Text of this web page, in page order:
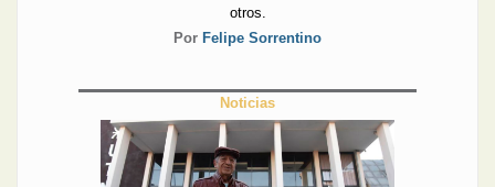
otros.
Por Felipe Sorrentino
Noticias